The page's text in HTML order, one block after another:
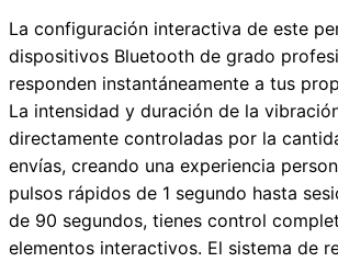
La configuración interactiva de este
dispositivos Bluetooth de grado
responden instantáneamente a tus
La intensidad y duración de la
directamente controladas por la
envías, creando una experiencia
pulsos rápidos de 1 segundo hasta
de 90 segundos, tienes control
elementos interactivos. El sistema de